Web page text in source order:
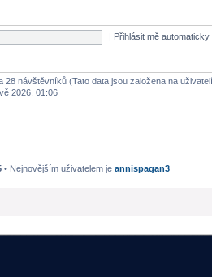
| Přihlásit mě
návštěvníků (Tato data jsou založena na
2026, 01:06
• Nejnovějším uživatelem je annispagan3